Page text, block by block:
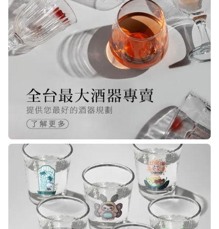
20/Nov/2025 10:10 am
很快就收到商品了，出貨速度相當
快，下單後很快就出貨了，商品包裝
完整，價錢也相當的不錯，值得推薦
21/Nov/2025 05:25 pm
已經回購無數次，賣家態度良好，有
問必答，包裝完整，商品也非常的
棒！